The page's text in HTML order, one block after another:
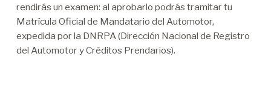
rendirás un examen: al aprobarlo podrás tramitar tu
Matrícula Oficial de Mandatario del Automotor,
expedida por la DNRPA (Dirección Nacional de Registro
del Automotor y Créditos Prendarios).